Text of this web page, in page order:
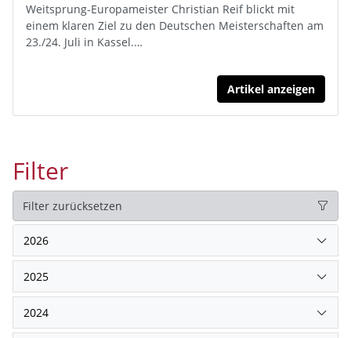
Weitsprung-Europameister Christian Reif blickt mit
einem klaren Ziel zu den Deutschen Meisterschaften am
23./24. Juli in Kassel.…
Artikel anzeigen
Filter
Filter zurücksetzen
2026
2025
2024